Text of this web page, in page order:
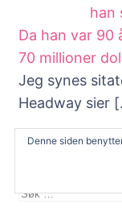
han
Da han var 90
70 millioner
Jeg synes
Headway sier
Søk i
Søk
Denne siden